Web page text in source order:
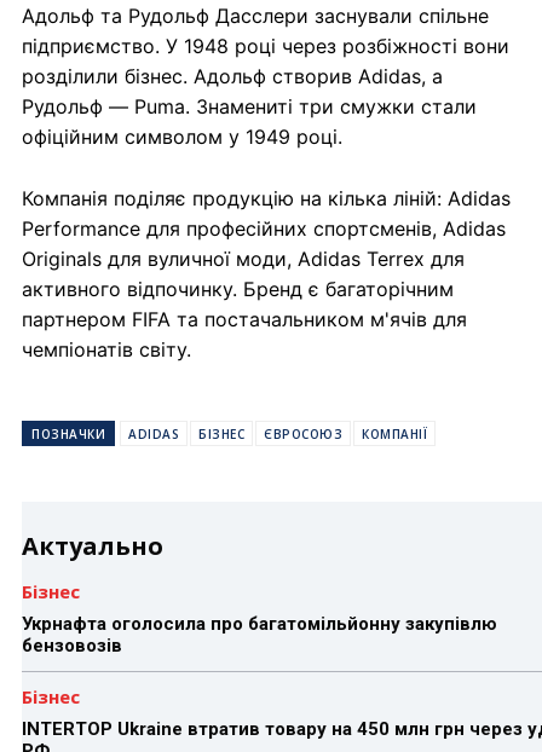
Адольф та Рудольф Дасслери заснували спільне
підприємство. У 1948 році через розбіжності вони
розділили бізнес. Адольф створив Adidas, а
Рудольф — Puma. Знамениті три смужки стали
офіційним символом у 1949 році.
Компанія поділяє продукцію на кілька ліній: Adidas
Performance для професійних спортсменів, Adidas
Originals для вуличної моди, Adidas Terrex для
активного відпочинку. Бренд є багаторічним
партнером FIFA та постачальником м'ячів для
чемпіонатів світу.
ПОЗНАЧКИ ADIDAS БІЗНЕС ЄВРОСОЮЗ КОМПАНІЇ
Актуально
Бізнес
Укрнафта оголосила про багатомільйонну закупівлю
бензовозів
Бізнес
INTERTOP Ukraine втратив товару на 450 млн грн через